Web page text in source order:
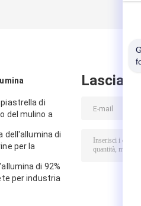
di
del mulino a
dell'allumina di
per la
di 92%
per industria
Lasciare